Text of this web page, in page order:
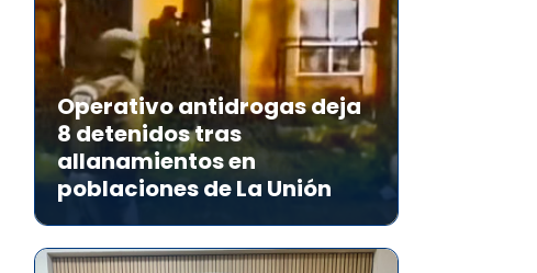
Operativo antidrogas deja
8 detenidos tras
allanamientos en
poblaciones de La Unión